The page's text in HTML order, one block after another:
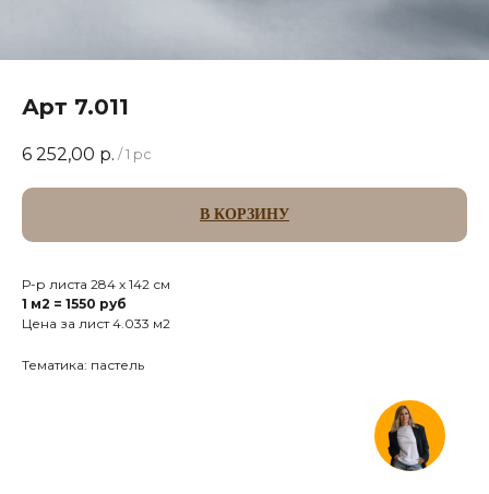
Арт 7.011
6 252,00 р. / 1 pc
В КОРЗИНУ
Р-р листа 284 х 142 см
1 м2 = 1550 руб
Цена за лист 4.033 м2
Тематика: пастель